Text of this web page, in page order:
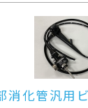
上部消